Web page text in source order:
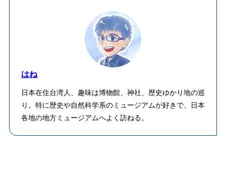
はね
日本在住台湾人、趣味は博物館、神社、歴史ゆかり地の巡
り。特に歴史や自然科学系のミュージアムが好きで、日本
各地の地方ミュージアムへよく訪ねる。